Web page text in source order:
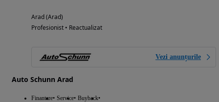
Arad (Arad)
Profesionist • Reactualizat
Vezi anunțurile
Auto Schunn Arad
Finantare Service Buyback